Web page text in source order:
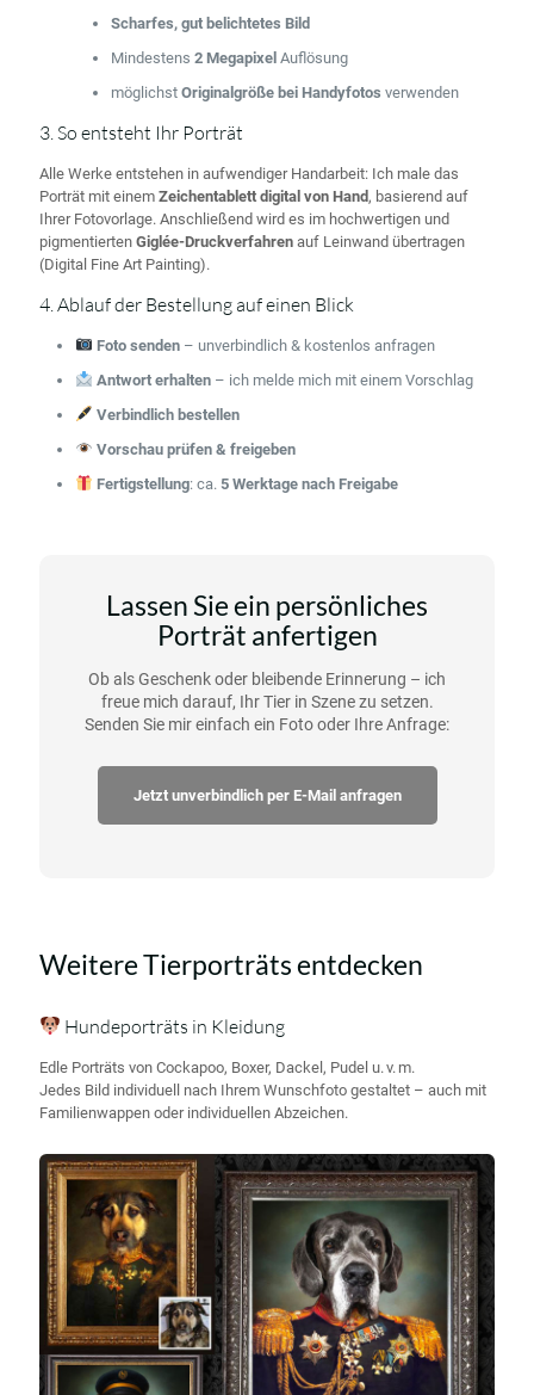
Scharfes, gut belichtetes Bild
Mindestens 2 Megapixel Auflösung
möglichst Originalgröße bei Handyfotos verwenden
3. So entsteht Ihr Porträt
Alle Werke entstehen in aufwendiger Handarbeit: Ich male das
Porträt mit einem Zeichentablett digital von Hand, basierend auf
Ihrer Fotovorlage. Anschließend wird es im hochwertigen und
pigmentierten Giglée-Druckverfahren auf Leinwand übertragen
(Digital Fine Art Painting).
4. Ablauf der Bestellung auf einen Blick
Foto senden– unverbindlich & kostenlos anfragen
Antwort erhalten– ich melde mich mit einem Vorschlag
Verbindlich bestellen
Vorschau prüfen & freigeben
Fertigstellung: ca. 5 Werktage nach Freigabe
Lassen Sie ein persönliches
Porträt anfertigen
Ob als Geschenk oder bleibende Erinnerung – ich
freue mich darauf, Ihr Tier in Szene zu setzen.
Senden Sie mir einfach ein Foto oder Ihre Anfrage:
Jetzt unverbindlich per E-Mail anfragen
Weitere Tierporträts entdecken
Hundeporträts in Kleidung
Edle Porträts von Cockapoo, Boxer, Dackel, Pudel u. v. m.
Jedes Bild individuell nach Ihrem Wunschfoto gestaltet – auch mit
Familienwappen oder individuellen Abzeichen.